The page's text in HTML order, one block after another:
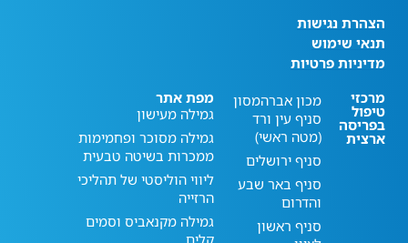
הצהרת נגישות
תנאי שימוש
מדיניות פרטיות
מרכזי
טיפול
בפריסה
ארצית
מכון אברהמסון
סניף עין ורד
(מטה ראשי)
סניף ירושלים
סניף באר שבע
והדרום
סניף ראשון
מפת אתר
גמילה מעישון
גמילה מסוכר ופחמימות
ממכרות בשיטה טבעית
ליווי הוליסטי של תהליכי
הרזייה
גמילה מקנאביס וסמים
קלים